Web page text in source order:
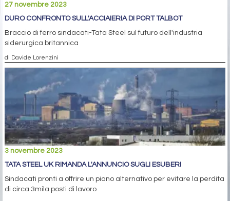
27 novembre 2023
DURO CONFRONTO SULL'ACCIAIERIA DI PORT TALBOT
Braccio di ferro sindacati-Tata Steel sul futuro dell'industria
siderurgica britannica
di Davide Lorenzini
3 novembre 2023
TATA STEEL UK RIMANDA L'ANNUNCIO SUGLI ESUBERI
Sindacati pronti a offrire un piano alternativo per evitare la perdita
di circa 3mila posti di lavoro